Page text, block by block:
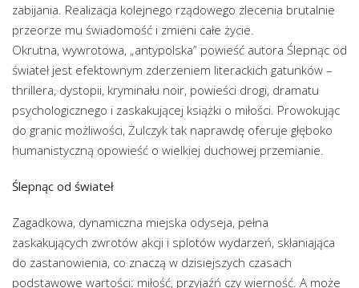
zabijania. Realizacja kolejnego rządowego zlecenia brutalnie
przeorze mu świadomość i zmieni całe życie.
Okrutna, wywrotowa, „antypolska” powieść autora Ślepnąc od
świateł jest efektownym zderzeniem literackich gatunków –
thrillera, dystopii, kryminału noir, powieści drogi, dramatu
psychologicznego i zaskakującej książki o miłości. Prowokując
do granic możliwości, Żulczyk tak naprawdę oferuje głęboko
humanistyczną opowieść o wielkiej duchowej przemianie.
Ślepnąc od świateł
Zagadkowa, dynamiczna miejska odyseja, pełna
zaskakujących zwrotów akcji i splotów wydarzeń, skłaniająca
do zastanowienia, co znaczą w dzisiejszych czasach
podstawowe wartości: miłość, przyjaźń czy wierność. A może